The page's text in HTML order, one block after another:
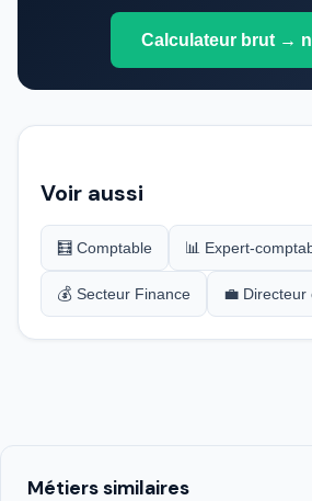
Calculateur brut →
Voir aussi
🧮 Comptable 📊 Expert-
💰 Secteur Finance 💼 Directeur
Métiers similaires